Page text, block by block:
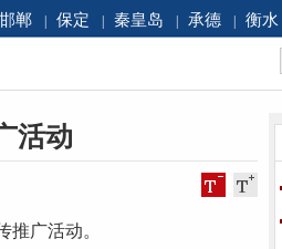
邯郸 保定 秦皇岛 承德 衡水
活动
广活动。